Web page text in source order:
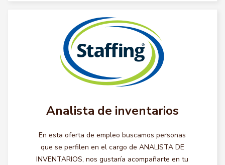
Analista de inventarios
En esta oferta de empleo buscamos personas
que se perfilen en el cargo de ANALISTA DE
INVENTARIOS, nos gustaría acompañarte en tu